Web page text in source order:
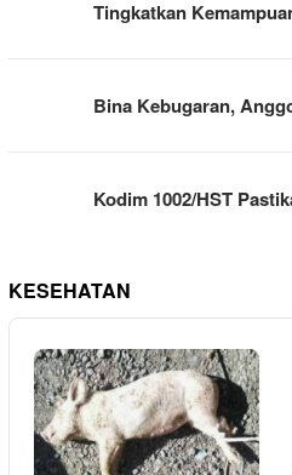
Tingkatkan
Bina Kebugaran,
Kodim 1002/HST
KESEHATAN